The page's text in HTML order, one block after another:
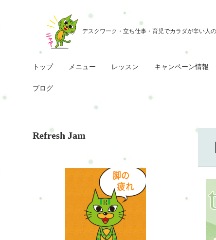
トップ メニュー レッスン キャンペーン情報
ブログ
Refresh Jam